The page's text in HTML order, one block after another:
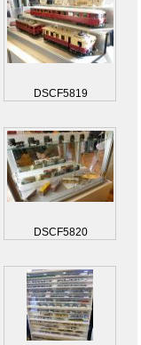
DSCF5819
DSCF5820